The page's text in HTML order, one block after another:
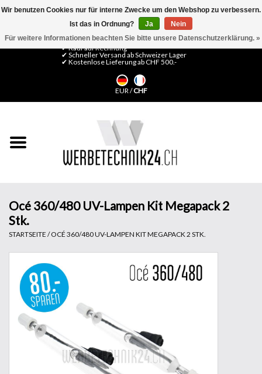
Mein Konto / Kundenkonto anlegen
✔ Kauf auf Rechnung
✔ Schneller Versand ab Schweizer Lager
✔ Kostenlose Lieferung ab CHF 500.-
EUR/CHF
Messesysteme
Werkzeuge
Technik
Océ 360/480 UV-Lampen Kit Megapack 2
Stk.
STARTSEITE /OCÉ 360/480 UV-LAMPEN KIT MEGAPACK 2 STK.
Wir benutzen Cookies nur für interne Zwecke um den Webshop zu verbessern.
Ist das in Ordnung?
Ja
Nein
Für weitere Informationen beachten Sie bitte unsere Datenschutzerklärung. »